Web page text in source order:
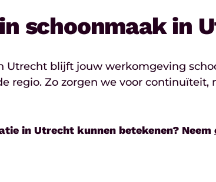
schoonmaak in
Utrecht blijft jouw werkomgeving
regio. Zo zorgen we voor
in Utrecht kunnen betekenen? Neem